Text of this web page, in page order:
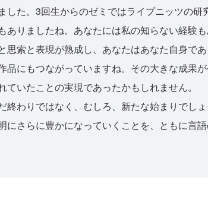
した。3回生からのゼミではライプニッツの研
ありましたね。あなたには私の知らない経験
思索と表現が熟成し、あなたはあなた自身で
品にもつながっていますね。その大きな成果
いたことの実現であったかもしれません。
わりではなく、むしろ、新たな始まりでし
にさらに豊かになっていくことを、ともに言